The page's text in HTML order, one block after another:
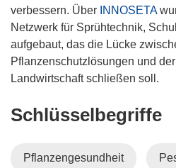
verbessern. Über INNOSETA
Netzwerk für Sprühtechnik,
aufgebaut, das die Lücke
Pflanzenschutzlösungen und
Landwirtschaft schließen soll.
Schlüsselbegriffe
Pflanzengesundheit